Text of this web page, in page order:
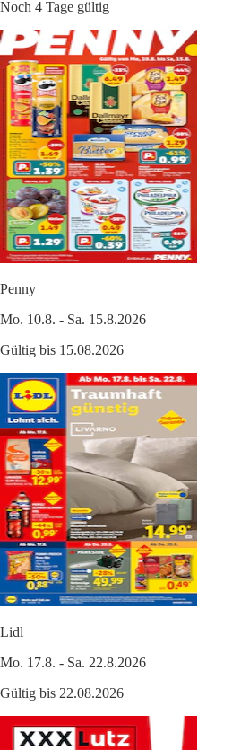
Noch 4 Tage gültig
Penny
Mo. 10.8. - Sa. 15.8.2026
Gültig bis 15.08.2026
Lidl
Mo. 17.8. - Sa. 22.8.2026
Gültig bis 22.08.2026